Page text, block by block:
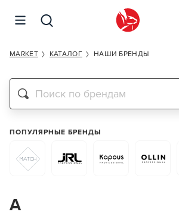
MARKET КАТАЛОГ НАШИ БРЕНДЫ
Бренды
ПОПУЛЯРНЫЕ БРЕНДЫ
A